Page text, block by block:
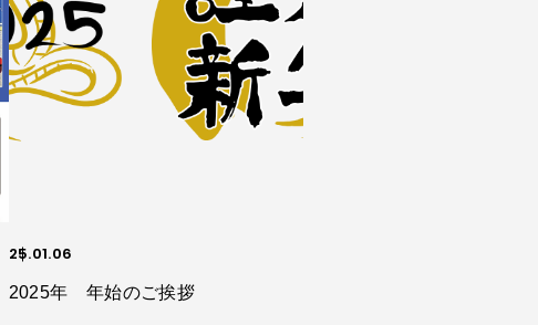
25.01.06
2025年 年始のご挨拶